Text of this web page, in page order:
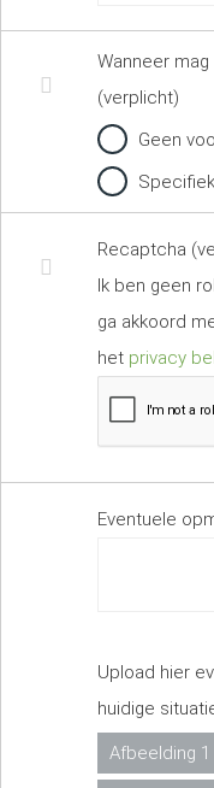
Wanneer
(verplicht)
Geen
Recaptcha
Ik ben geen
ga akkoord
het privacy
Eventuele
Upload hier
huidige
Afbeelding